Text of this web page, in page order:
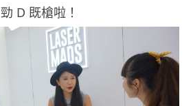
勁 D 既槍啦！